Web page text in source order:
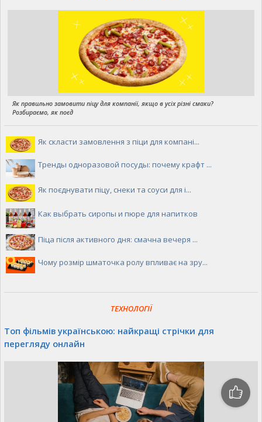
Як правильно замовити піцу для компанії, якщо в усіх різні смаки?
Розбираємо, як поєд
Як скласти замовлення з піци для компані...
Тренды одноразовой посуды: почему крафт ...
Як поєднувати піцу, снеки та соуси для і...
Как выбрать сиропы и пюре для напитков
Піца після активного дня: смачна вечеря ...
Чому розмір шматочка ролу впливає на зру...
ТЕХНОЛОГІЇ
Топ фільмів українською: найкращі стрічки для
перегляду онлайн